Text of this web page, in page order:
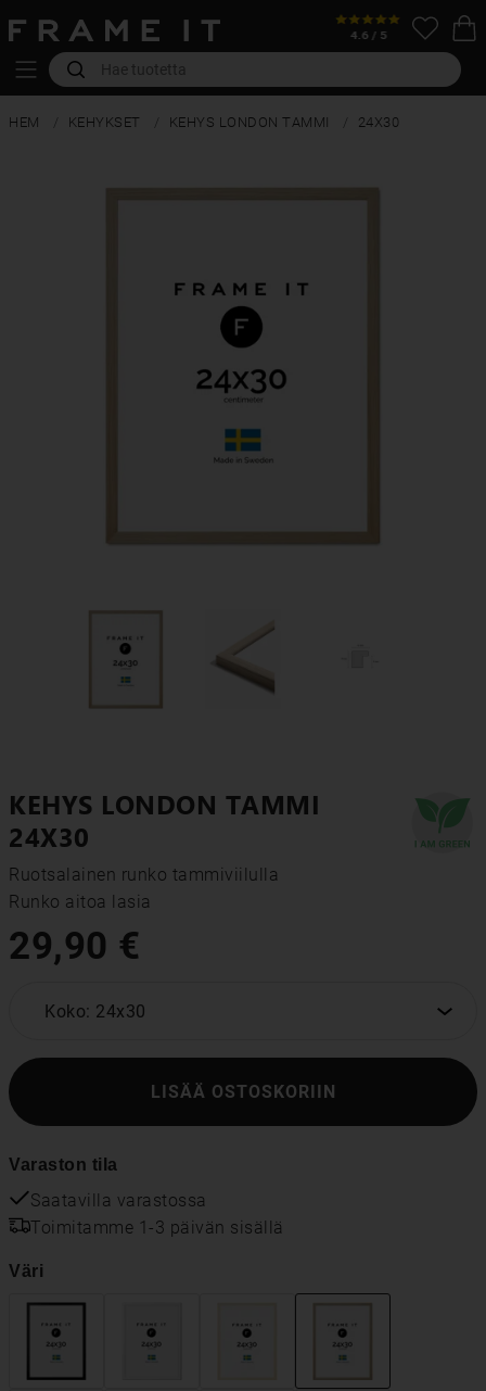
HEM KEHYKSET KEHYS LONDON TAMMI 24X30
KEHYS LONDON TAMMI
24X30
Ruotsalainen runko tammiviilulla
Runko aitoa lasia
29,90 €
Koko: 24x30
LISÄÄ OSTOSKORIIN
Varaston tila
Saatavilla varastossa
Toimitamme 1-3 päivän sisällä
Väri